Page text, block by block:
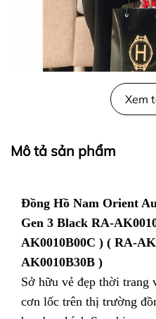
Xem
Mô tả sản phẩm
Đồng Hồ Nam Orient
Gen 3 Black RA-
AK0010B00C ) ( RA-
AK0010B30B )
Sở hữu vẻ đẹp thời trang
cơn lốc trên thị trường